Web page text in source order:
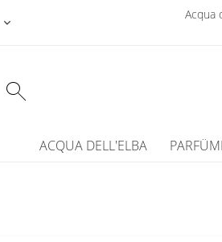
Acqua
search
ACQUA DELL'ELBA